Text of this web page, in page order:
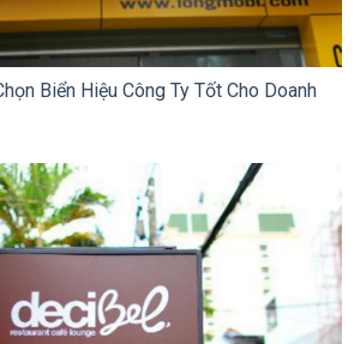
Biển Hiệu Công Ty Tốt Cho Doanh